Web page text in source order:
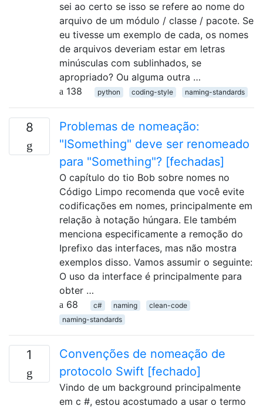
sei ao certo se isso se refere ao nome do
arquivo de um módulo / classe / pacote. Se
eu tivesse um exemplo de cada, os nomes
de arquivos deveriam estar em letras
minúsculas com sublinhados, se
apropriado? Ou alguma outra …
138
python coding-style naming-standards
8
Problemas de nomeação:
"ISomething" deve ser renomeado
para "Something"? [fechadas]
O capítulo do tio Bob sobre nomes no
Código Limpo recomenda que você evite
codificações em nomes, principalmente em
relação à notação húngara. Ele também
menciona especificamente a remoção do
Iprefixo das interfaces, mas não mostra
exemplos disso. Vamos assumir o seguinte:
O uso da interface é principalmente para
obter …
68
c# naming
clean-code
naming-standards
1
Convenções de nomeação de
protocolo Swift [fechado]
Vindo de um background principalmente
em c #, estou acostumado a usar o termo